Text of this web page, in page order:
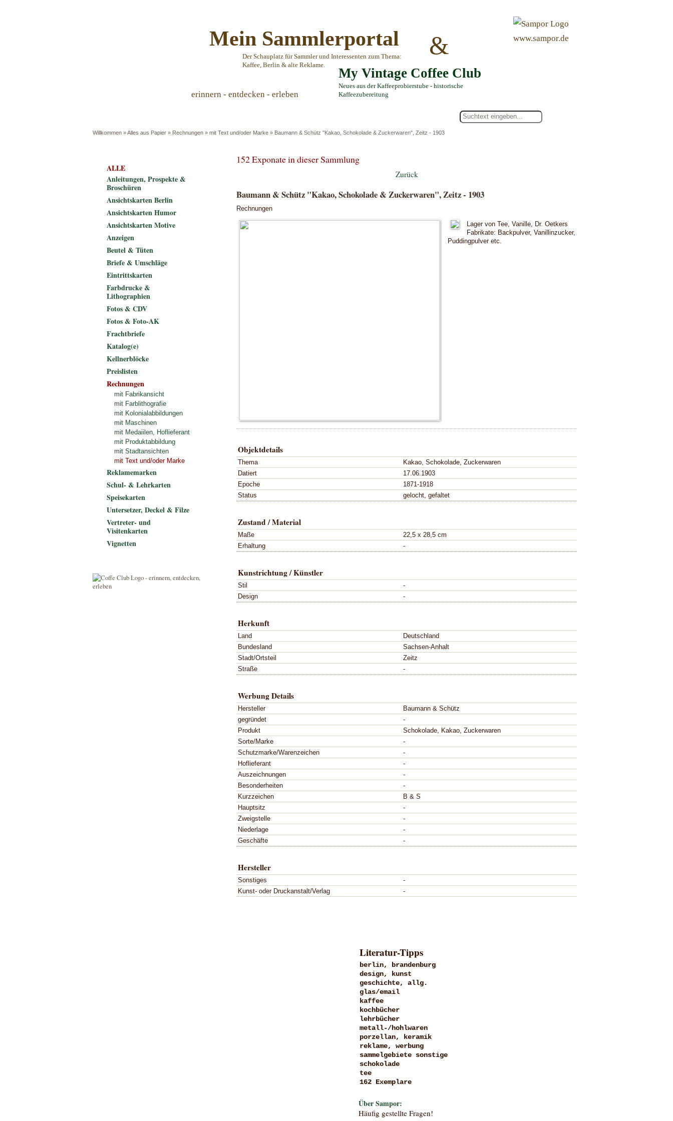
Mein Sammlerportal
Der Schauplatz für Sammler und Interessenten zum Thema:
Kaffee, Berlin & alte Reklame.
&
My Vintage Coffee Club
Neues aus der Kaffeeprobierstube - historische
Kaffeezubereitung
www.sampor.de
erinnern - entdecken - erleben
Willkommen »Alles aus Papier » Rechnungen » mit Text und/oder Marke » Baumann & Schütz "Kakao, Schokolade & Zuckerwaren", Zeitz - 1903
152 Exponate in dieser Sammlung
Zurück
Baumann & Schütz "Kakao, Schokolade & Zuckerwaren", Zeitz - 1903
Rechnungen
Lager von Tee, Vanille, Dr. Oetkers
Fabrikate: Backpulver, Vanillinzucker,
Puddingpulver etc.
Objektdetails
Thema
Kakao, Schokolade, Zuckerwaren
Datiert
17.06.1903
Epoche
1871-1918
Status
gelocht, gefaltet
Zustand / Material
Maße
22,5 x 28,5 cm
Erhaltung
-
Kunstrichtung / Künstler
Stil
-
Design
-
Herkunft
Land
Deutschland
Bundesland
Sachsen-Anhalt
Stadt/Ortsteil
Zeitz
Straße
-
Werbung Details
Hersteller
Baumann & Schütz
gegründet
-
Produkt
Schokolade, Kakao, Zuckerwaren
Sorte/Marke
-
Schutzmarke/Warenzeichen
-
Hoflieferant
-
Auszeichnungen
-
Besonderheiten
-
Kurzzeichen
B & S
Hauptsitz
-
Zweigstelle
-
Niederlage
-
Geschäfte
-
Hersteller
Sonstiges
-
Kunst- oder Druckanstalt/Verlag
-
ALLE
Anleitungen, Prospekte &
Broschüren
Ansichtskarten Berlin
Ansichtskarten Humor
Ansichtskarten Motive
Anzeigen
Beutel & Tüten
Briefe & Umschläge
Eintrittskarten
Farbdrucke &
Lithographien
Fotos & CDV
Fotos & Foto-AK
Frachtbriefe
Katalog(e)
Kellnerblöcke
Preislisten
Rechnungen
mit Fabrikansicht
mit Farblithografie
mit Kolonialabbildungen
mit Maschinen
mit Medaiilen, Hoflieferant
mit Produktabbildung
mit Stadtansichten
mit Text und/oder Marke
Reklamemarken
Schul- & Lehrkarten
Speisekarten
Untersetzer, Deckel & Filze
Vertreter- und
Visitenkarten
Vignetten
Literatur-Tipps
berlin, brandenburg
design, kunst
geschichte, allg.
glas/email
kaffee
kochbücher
lehrbücher
metall-/hohlwaren
porzellan, keramik
reklame, werbung
sammelgebiete sonstige
schokolade
tee
162 Exemplare
Über Sampor:
Häufig gestellte Fragen!